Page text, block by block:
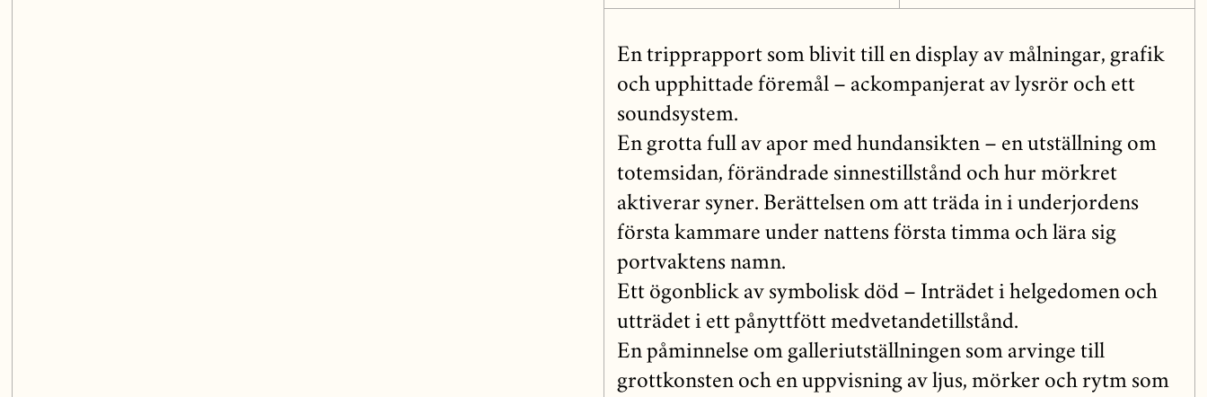
En tripprapport som blivit till en display av målningar, grafik
och upphittade föremål – ackompanjerat av lysrör och ett
soundsystem.
En grotta full av apor med hundansikten – en utställning om
totemsidan, förändrade sinnestillstånd och hur mörkret
aktiverar syner. Berättelsen om att träda in i underjordens
första kammare under nattens första timma och lära sig
portvaktens namn.
Ett ögonblick av symbolisk död – Inträdet i helgedomen och
utträdet i ett pånyttfött medvetandetillstånd.
En påminnelse om galleriutställningen som arvinge till
grottkonsten och en uppvisning av ljus, mörker och rytm som